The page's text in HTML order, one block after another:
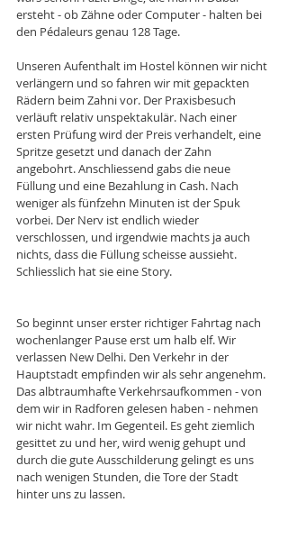
ersteht - ob Zähne oder Computer - halten bei
den Pédaleurs genau 128 Tage.
Unseren Aufenthalt im Hostel können wir nicht
verlängern und so fahren wir mit gepackten
Rädern beim Zahni vor. Der Praxisbesuch
verläuft relativ unspektakulär. Nach einer
ersten Prüfung wird der Preis verhandelt, eine
Spritze gesetzt und danach der Zahn
angebohrt. Anschliessend gabs die neue
Füllung und eine Bezahlung in Cash. Nach
weniger als fünfzehn Minuten ist der Spuk
vorbei. Der Nerv ist endlich wieder
verschlossen, und irgendwie machts ja auch
nichts, dass die Füllung scheisse aussieht.
Schliesslich hat sie eine Story.
So beginnt unser erster richtiger Fahrtag nach
wochenlanger Pause erst um halb elf. Wir
verlassen New Delhi. Den Verkehr in der
Hauptstadt empfinden wir als sehr angenehm.
Das albtraumhafte Verkehrsaufkommen - von
dem wir in Radforen gelesen haben - nehmen
wir nicht wahr. Im Gegenteil. Es geht ziemlich
gesittet zu und her, wird wenig gehupt und
durch die gute Ausschilderung gelingt es uns
nach wenigen Stunden, die Tore der Stadt
hinter uns zu lassen.